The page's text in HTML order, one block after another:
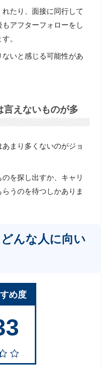
たり、面接に同行して
アフターフォローをし
。
いと感じる可能性があ
言えないものが多
まり多くないのがジョ
を探し出すか、キャリ
うのを待つしかありま
んな人に向い
め度